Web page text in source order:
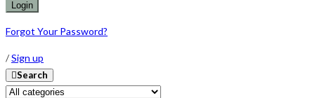
Forgot Your Password?
/Sign up
Search